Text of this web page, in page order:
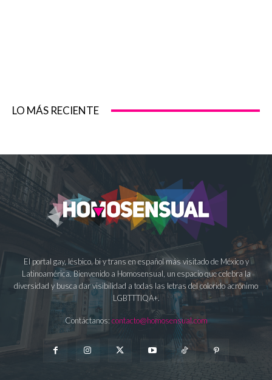
LO MÁS RECIENTE
El portal gay, lésbico, bi y trans en español más visitado de México y
Latinoamérica. Bienvenido a Homosensual, un espacio que celebra la
diversidad y busca dar visibilidad a todas las letras del colorido acrónimo
LGBTTTIQA+.
Contáctanos: contacto@homosensual.com